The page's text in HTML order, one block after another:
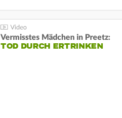
Vermisstes Mädchen in Preetz:
TOD DURCH ERTRINKEN